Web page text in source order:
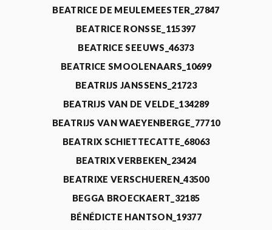
BEATRICE DE MEULEMEESTER_27847
BEATRICE RONSSE_115397
BEATRICE SEEUWS_46373
BEATRICE SMOOLENAARS_10699
BEATRIJS JANSSENS_21723
BEATRIJS VAN DE VELDE_134289
BEATRIJS VAN WAEYENBERGE_77710
BEATRIX SCHIETTECATTE_68063
BEATRIX VERBEKEN_23424
BEATRIXE VERSCHUEREN_43500
BEGGA BROECKAERT_32185
BÉNÉDICTE HANTSON_19377